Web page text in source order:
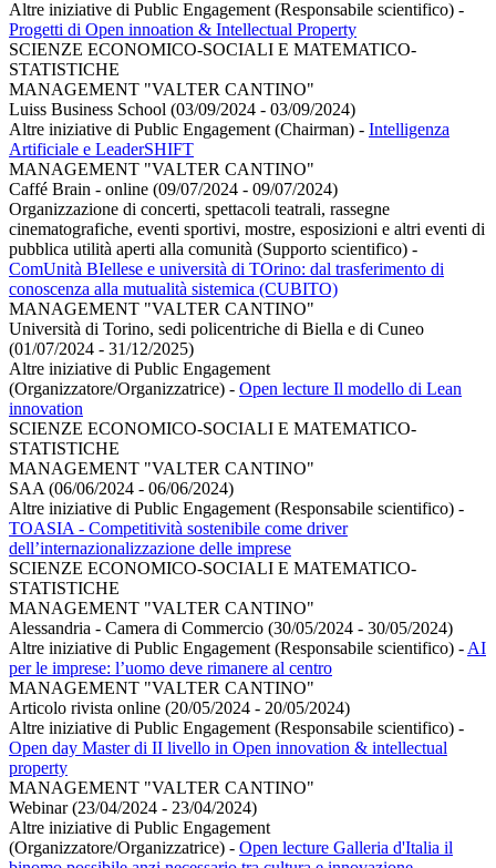
Altre iniziative di Public Engagement (Responsabile scientifico) -
Progetti di Open innoation & Intellectual Property
SCIENZE ECONOMICO-SOCIALI E MATEMATICO-
STATISTICHE
MANAGEMENT "VALTER CANTINO"
Luiss Business School (03/09/2024 - 03/09/2024)
Altre iniziative di Public Engagement (Chairman) - Intelligenza
Artificiale e LeaderSHIFT
MANAGEMENT "VALTER CANTINO"
Caffé Brain - online (09/07/2024 - 09/07/2024)
Organizzazione di concerti, spettacoli teatrali, rassegne
cinematografiche, eventi sportivi, mostre, esposizioni e altri eventi di
pubblica utilità aperti alla comunità (Supporto scientifico) -
ComUnità BIellese e università di TOrino: dal trasferimento di
conoscenza alla mutualità sistemica (CUBITO)
MANAGEMENT "VALTER CANTINO"
Università di Torino, sedi policentriche di Biella e di Cuneo
(01/07/2024 - 31/12/2025)
Altre iniziative di Public Engagement
(Organizzatore/Organizzatrice) - Open lecture Il modello di Lean
innovation
SCIENZE ECONOMICO-SOCIALI E MATEMATICO-
STATISTICHE
MANAGEMENT "VALTER CANTINO"
SAA (06/06/2024 - 06/06/2024)
Altre iniziative di Public Engagement (Responsabile scientifico) -
TOASIA - Competitività sostenibile come driver
dell’internazionalizzazione delle imprese
SCIENZE ECONOMICO-SOCIALI E MATEMATICO-
STATISTICHE
MANAGEMENT "VALTER CANTINO"
Alessandria - Camera di Commercio (30/05/2024 - 30/05/2024)
Altre iniziative di Public Engagement (Responsabile scientifico) - AI
per le imprese: l’uomo deve rimanere al centro
MANAGEMENT "VALTER CANTINO"
Articolo rivista online (20/05/2024 - 20/05/2024)
Altre iniziative di Public Engagement (Responsabile scientifico) -
Open day Master di II livello in Open innovation & intellectual
property
MANAGEMENT "VALTER CANTINO"
Webinar (23/04/2024 - 23/04/2024)
Altre iniziative di Public Engagement
(Organizzatore/Organizzatrice) - Open lecture Galleria d'Italia il